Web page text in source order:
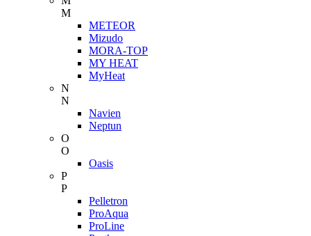
M
METEOR
Mizudo
MORA-TOP
MY HEAT
MyHeat
N
N
Navien
Neptun
O
O
Oasis
P
P
Pelletron
ProAqua
ProLine